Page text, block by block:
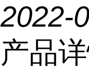
2022-
产品